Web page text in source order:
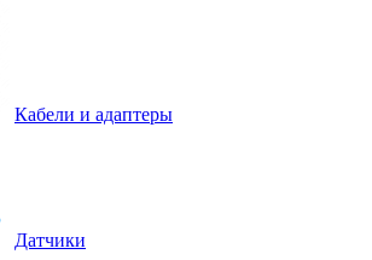
Кабели и адаптеры
Датчики